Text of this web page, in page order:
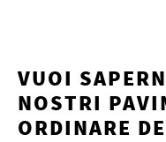
VUOI
NOSTRI
ORDINARE